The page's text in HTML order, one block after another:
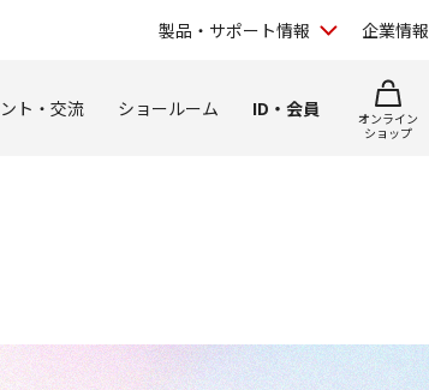
製品・サポート情報 企業情報
ト・交流 ショールーム ID・会員
オンライン
ショップ